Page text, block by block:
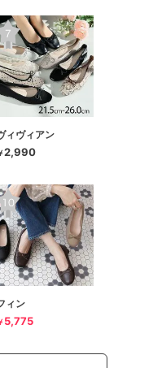
ィヴィアン
2,990
ィン
5,775